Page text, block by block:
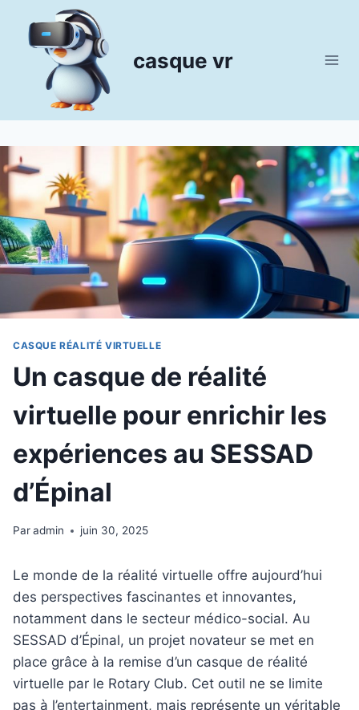
contenu
casque vr
CASQUE RÉALITÉ VIRTUELLE
Un casque de réalité
virtuelle pour enrichir les
expériences au SESSAD
d’Épinal
Paradmin juin 30, 2025
Le monde de la réalité virtuelle offre aujourd’hui
des perspectives fascinantes et innovantes,
notamment dans le secteur médico-social. Au
SESSAD d’Épinal, un projet novateur se met en
place grâce à la remise d’un casque de réalité
virtuelle par le Rotary Club. Cet outil ne se limite
pas à l’entertainment, mais représente un véritable